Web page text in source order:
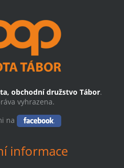
obchodní družstvo Tábor.
vyhrazena.
na
informace